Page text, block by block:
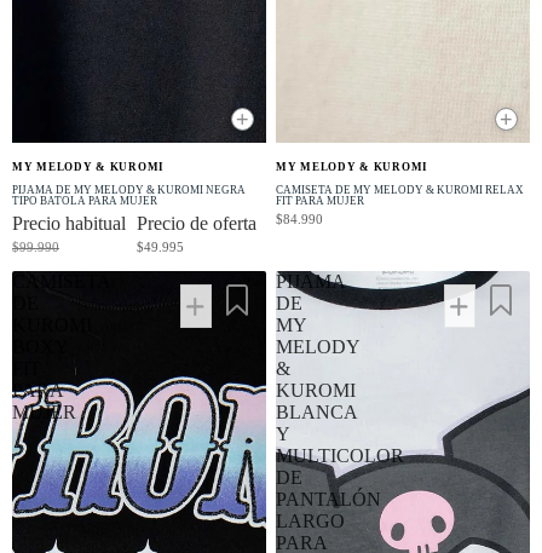
-50% OFF
+
MY MELODY & KUROMI
PIJAMA DE MY MELODY & KUROMI NEGRA
TIPO BATOLA PARA MUJER
Precio de oferta
$49.995
Precio habitual
$99.990
+
MY MELODY & KUROMI
CAMISETA DE MY MELODY & KUROMI RELAX
FIT PARA MUJER
$84.990
PARA
MUJER
PIJAMA
DE
MY
MELODY
&
KUROMI
BLANCA
Y
MULTICOLOR
DE
PANTALÓN
LARGO
PARA